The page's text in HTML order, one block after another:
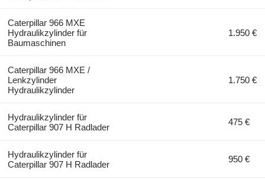
Caterpillar 966 MXE
Hydraulikzylinder für
Baumaschinen
1.950 €
Caterpillar 966 MXE /
Lenkzylinder
Hydraulikzylinder
1.750 €
Hydraulikzylinder für
Caterpillar 907 H Radlader
475 €
Hydraulikzylinder für
Caterpillar 907 H Radlader
950 €